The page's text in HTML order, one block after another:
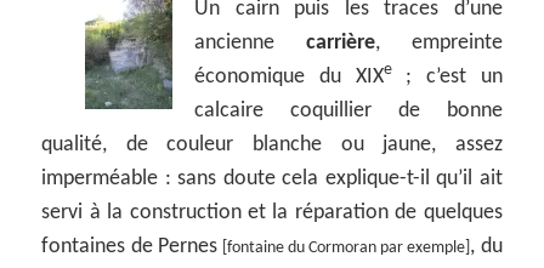
Un cairn puis les traces d’une
ancienne carrière, empreinte
économique du XIXe; c’est un
calcaire coquillier de bonne
qualité, de couleur blanche ou jaune, assez
imperméable : sans doute cela explique-t-il qu’il ait
servi à la construction et la réparation de quelques
fontaines de Pernes [fontaine du Cormoran par exemple] , du